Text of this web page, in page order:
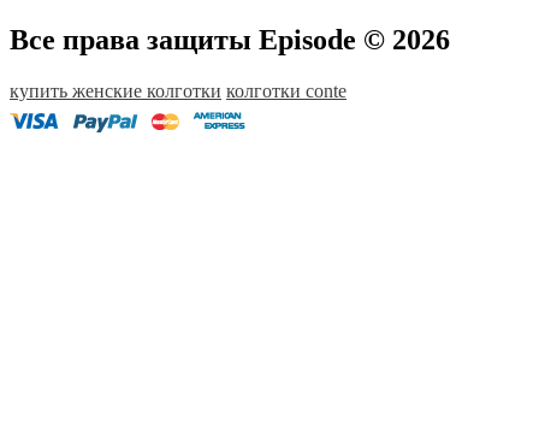
Все права защиты Episode © 2026
купить женские колготки колготки conte